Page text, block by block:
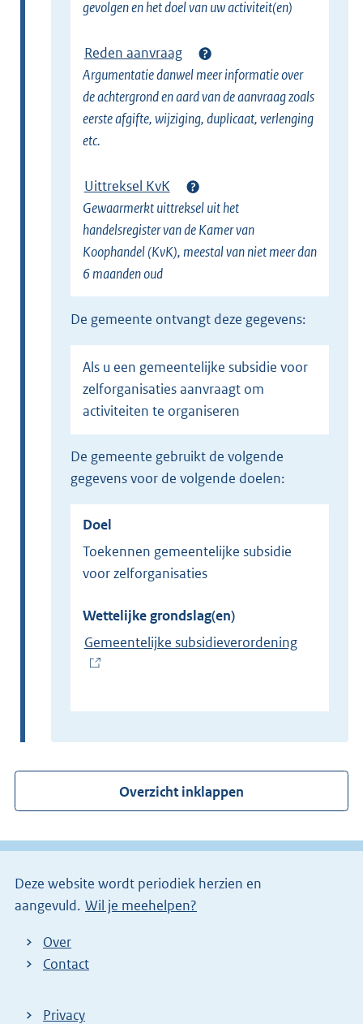
gevolgen en het doel van uw activiteit(en)
Reden aanvraag
Argumentatie danwel meer informatie over
de achtergrond en aard van de aanvraag zoals
eerste afgifte, wijziging, duplicaat, verlenging
etc.
Uittreksel KvK
Gewaarmerkt uittreksel uit het
handelsregister van de Kamer van
Koophandel (KvK), meestal van niet meer dan
6 maanden oud
de gemeente ontvangt deze gegevens:
Als u een gemeentelijke subsidie voor
zelforganisaties aanvraagt om
activiteiten te organiseren
de gemeente gebruikt de volgende
gegevens voor de volgende doelen:
Doel
Toekennen gemeentelijke subsidie
voor zelforganisaties
Wettelijke grondslag(en)
Gemeentelijke subsidieverordening
x
r
l
n
k
Overzicht inklappen
Deze website wordt periodiek herzien en
aangevuld. Wil je meehelpen?
Over
Contact
Privacy